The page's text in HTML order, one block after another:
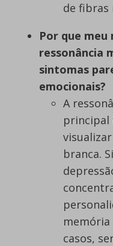
de fibras
Por que meu
ressonância
sintomas
emocionais?
A
principal
branca.
memória
casos,